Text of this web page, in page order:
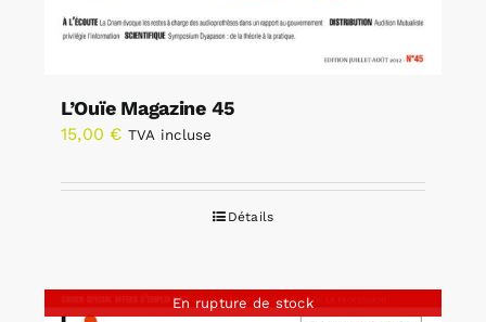
L’Ouïe Magazine 45
15,00 € TVA incluse
Détails
En rupture de stock